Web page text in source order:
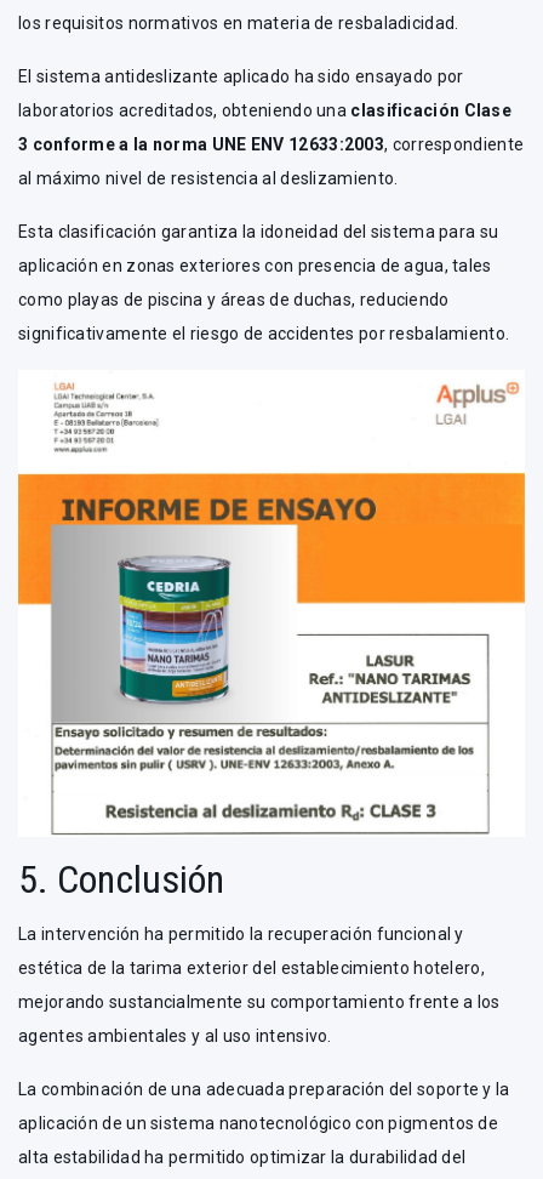
los requisitos normativos en materia de resbaladicidad.
El sistema antideslizante aplicado ha sido ensayado por
laboratorios acreditados, obteniendo una clasificación Clase
3 conforme a la norma UNE ENV 12633:2003, correspondiente
al máximo nivel de resistencia al deslizamiento.
Esta clasificación garantiza la idoneidad del sistema para su
aplicación en zonas exteriores con presencia de agua, tales
como playas de piscina y áreas de duchas, reduciendo
significativamente el riesgo de accidentes por resbalamiento.
5. Conclusión
La intervención ha permitido la recuperación funcional y
estética de la tarima exterior del establecimiento hotelero,
mejorando sustancialmente su comportamiento frente a los
agentes ambientales y al uso intensivo.
La combinación de una adecuada preparación del soporte y la
aplicación de un sistema nanotecnológico con pigmentos de
alta estabilidad ha permitido optimizar la durabilidad del